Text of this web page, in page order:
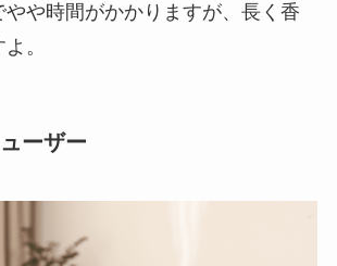
や時間がかかりますが、長く香
。
ーザー